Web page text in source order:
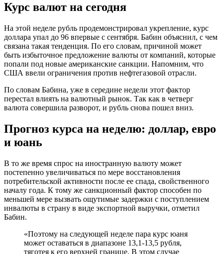
Курс валют на сегодня
На этой неделе рубль продемонстрировал укрепление, курс
доллара упал до 96 впервые с сентября. Бабин объяснил, с чем
связана такая тенденция. По его словам, причиной может
быть избыточное предложение валюты от компаний, которые
попали под новые американские санкции. Напомним, что
США ввели ограничения против нефтегазовой отрасли.
По словам Бабина, уже в середине недели этот фактор
перестал влиять на валютный рынок. Так как в четверг
валюта совершила разворот, и рубль снова пошел вниз.
Прогноз курса на неделю: доллар, евро
и юань
В то же время спрос на иностранную валюту может
постепенно увеличиваться по мере восстановления
потребительской активности после ее спада, свойственного
началу года. К тому же санкционный фактор способен по
меньшей мере вызвать ощутимые задержки с поступлением
инвалюты в страну в виде экспортной выручки, отметил
Бабин.
«Поэтому на следующей неделе пара курс юаня
может оставаться в диапазоне 13,1-13,5 рубля,
тяготея к его верхней границе. В этом случае